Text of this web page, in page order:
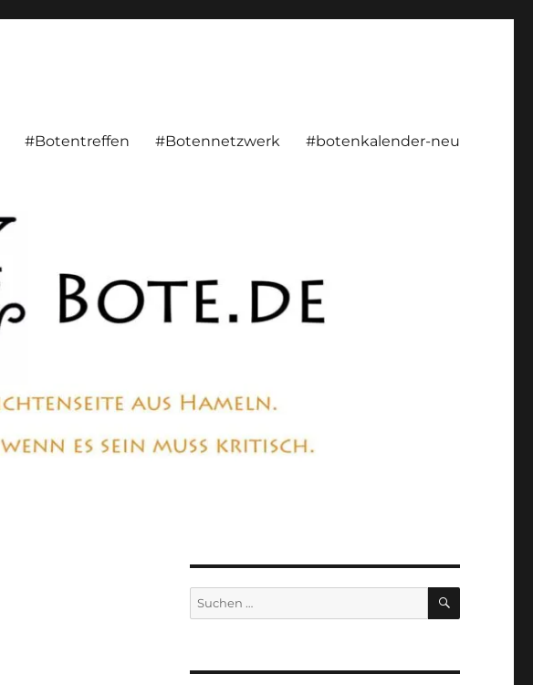
#Botentreffen #Botennetzwerk #botenkalender-neu
Suchen
nach:
SUCHEN